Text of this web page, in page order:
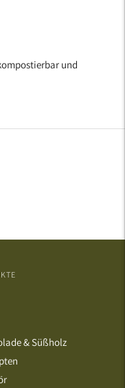
und
& Süßholz